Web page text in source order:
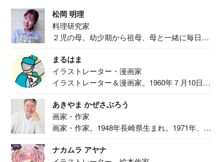
松岡 明理
料理研究家
２児の母。幼少期から祖母、母と一緒に毎日の
まるはま
イラストレーター・漫画家
イラストレーター＆漫画家。1960年７月10日生
あきやま かぜさぶろう
画家・作家
画家・作家。1948年長崎県生まれ。1971年、
ナカムラ アヤナ